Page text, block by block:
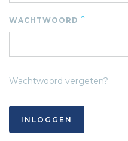
WACHTWOORD *
Wachtwoord vergeten?
INLOGGEN